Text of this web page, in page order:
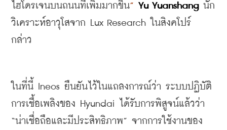
ไฮโดรเจนบนถนนที่เพิ่มมากขึ้น” Yu Yuanshang นัก
วิเคราะห์อาวุโสจาก Lux Research
ในสิงคโปร์
กล่าว
ในที่นี้ Ineos ยืนยันไว้ในแถลงการณ์ว่า ระบบปฏิบัติ
การเชื้อเพลิงของ Hyundai
ได้รับการพิสูจน์แล้วว่า
“น่าเชื่อถือและมีประสิทธิภาพ”